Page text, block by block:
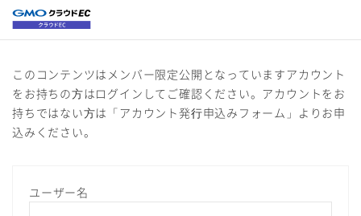
このコンテンツはメンバー限定公開となっていますアカウント
をお持ちの⽅はログインしてご確認ください。 アカウントをお
持ちではない⽅は「アカウント発⾏申込みフォーム」よりお申
込みください。
ユーザー名